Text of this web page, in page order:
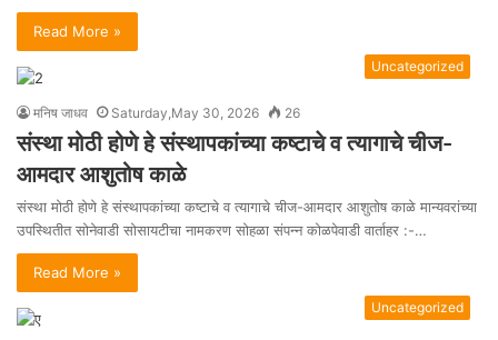
Read More »
Uncategorized
मनिष जाधव Saturday,May 30, 2026 26
संस्था मोठी होणे हे संस्थापकांच्या कष्टाचे व त्यागाचे चीज-
आमदार आशुतोष काळे
संस्था मोठी होणे हे संस्थापकांच्या कष्टाचे व त्यागाचे चीज-आमदार आशुतोष काळे मान्यवरांच्या
उपस्थितीत सोनेवाडी सोसायटीचा नामकरण सोहळा संपन्न कोळपेवाडी वार्ताहर :-…
Read More »
Uncategorized